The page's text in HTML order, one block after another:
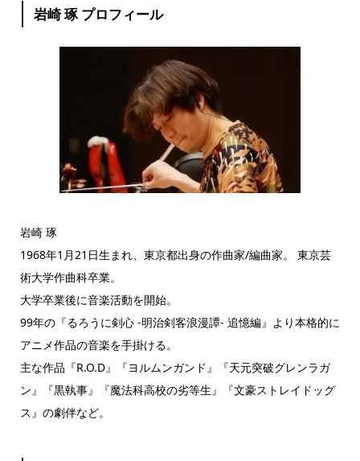
岩崎 琢 プロフィール
岩崎 琢
1968年1月21日生まれ、東京都出身の作曲家/編曲家。 東京芸
術大学作曲科卒業。
大学卒業後に音楽活動を開始。
99年の『るろうに剣心 -明治剣客浪漫譚- 追憶編』より本格的に
アニメ作品の音楽を手掛ける。
主な作品『R.O.D』『ヨルムンガンド』『天元突破グレンラガ
ン』『黒執事』『魔法科高校の劣等生』『文豪ストレイドッグ
ス』の劇伴など。